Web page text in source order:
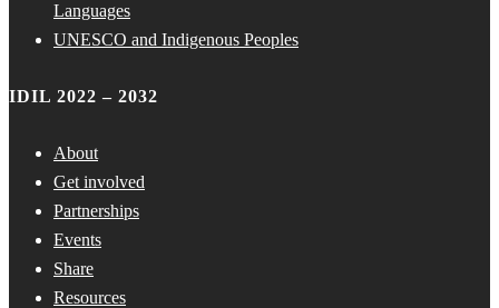
Languages
UNESCO and Indigenous Peoples
IDIL 2022 – 2032
About
Get involved
Partnerships
Events
Share
Resources